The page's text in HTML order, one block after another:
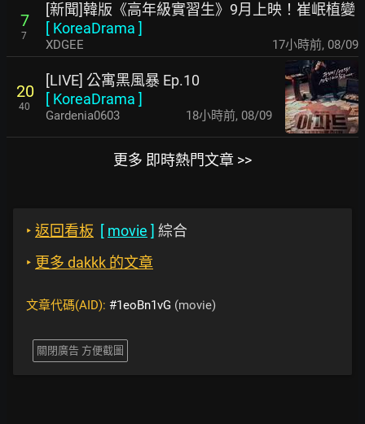
7
7
[新聞]韓版《高年級實習生》9月上映！崔岷植變
[ KoreaDrama ]
XDGEE 17小時前, 08/09
20
40
[LIVE] 公寓黑風暴 Ep.10
[ KoreaDrama ]
Gardenia0603 18小時前, 08/09
更多 即時熱門文章 >>
‣ 返回看板 [ movie ] 綜合
‣ 更多 dakkk 的文章
文章代碼(AID): #1eoBn1vG (movie)
關閉廣告 方便截圖